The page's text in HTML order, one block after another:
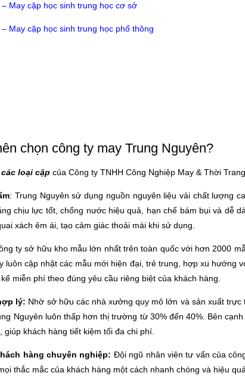
May cặp học sinh trung học cơ sở
May cặp học sinh trung học phổ thông
chọn công ty may Trung Nguyên?
các loại cặp của Công ty TNHH Công Nghiệp May & Thời
: Trung Nguyên sử dụng nguồn nguyên liệu vải chất lượng
chịu lực tốt, chống nước hiệu quả, hạn chế bám bụi và dễ
xách êm ái, tạo cảm giác thoải mái khi sử dụng.
ty sở hữu kho mẫu lớn nhất trên toàn quốc với hơn 2000
luôn cập nhật các mẫu mới hiện đại, trẻ trung, hợp xu hướng
miễn phí theo đúng yêu cầu riêng biệt của khách hàng.
lý: Nhờ sở hữu các nhà xưởng quy mô lớn và sản xuất
Nguyên luôn thấp hơn thị trường từ 30% đến 40%. Bên
giúp khách hàng tiết kiệm tối đa chi phí.
hàng chuyên nghiệp: Đội ngũ nhân viên tư vấn của
thắc mắc của khách hàng một cách nhanh chóng và hiệu